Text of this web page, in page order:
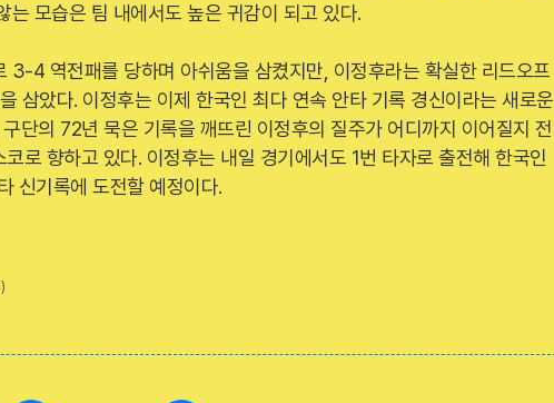
는 모습은 팀 내에서도 높은 귀감이 되고 있다.
3-4 역전패를 당하며 아쉬움을 삼켰지만, 이정후라는 확실한 리드오프
삼았다. 이정후는 이제 한국인 최다 연속 안타 기록 경신이라는 새로운
단의 72년 묵은 기록을 깨뜨린 이정후의 질주가 어디까지 이어질지 전
로 향하고 있다. 이정후는 내일 경기에서도 1번 타자로 출전해 한국인
신기록에 도전할 예정이다.